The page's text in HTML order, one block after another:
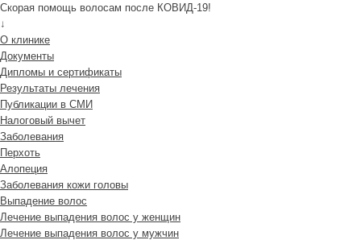
Скорая помощь волосам после КОВИД-19!
↓
О клинике
Документы
Дипломы и сертификаты
Результаты лечения
Публикации в СМИ
Налоговый вычет
Заболевания
Перхоть
Алопеция
Заболевания кожи головы
Выпадение волос
Лечение выпадения волос у женщин
Лечение выпадения волос у мужчин